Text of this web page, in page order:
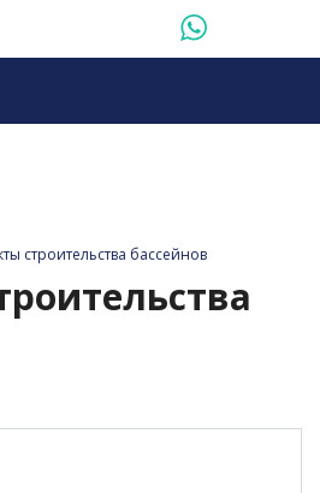
строительства бассейнов